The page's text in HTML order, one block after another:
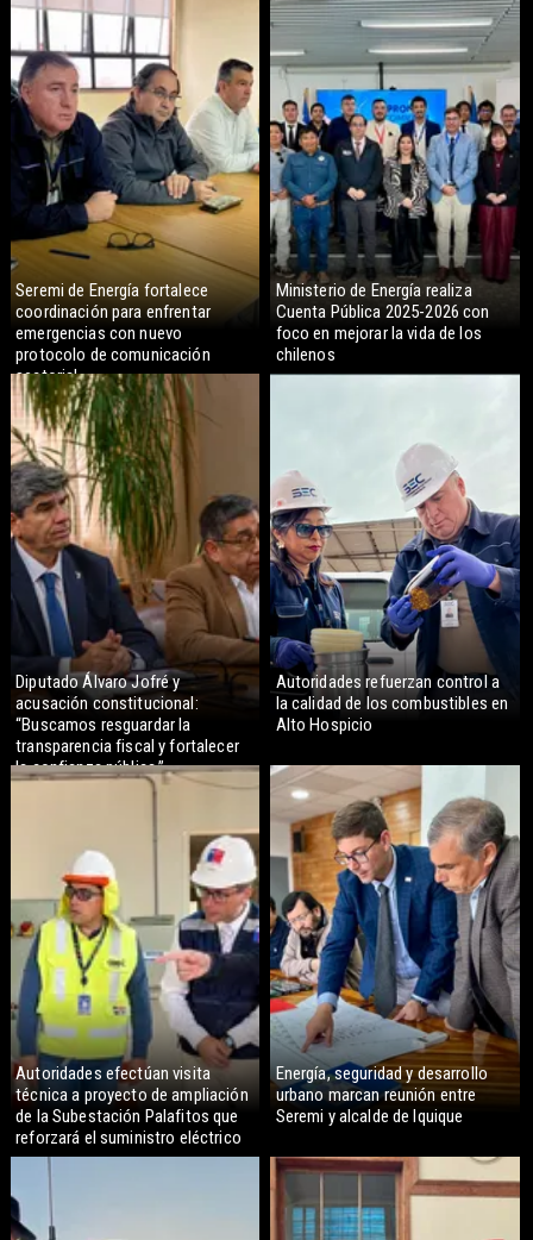
Seremi de Energía fortalece
coordinación para enfrentar
emergencias con nuevo
protocolo de comunicación
sectorial
Ministerio de Energía realiza
Cuenta Pública 2025-2026 con
foco en mejorar la vida de los
chilenos
Diputado Álvaro Jofré y
acusación constitucional:
“Buscamos resguardar la
transparencia fiscal y fortalecer
la confianza pública.”
Autoridades refuerzan control a
la calidad de los combustibles en
Alto Hospicio
Autoridades efectúan visita
técnica a proyecto de ampliación
de la Subestación Palafitos que
reforzará el suministro eléctrico
Energía, seguridad y desarrollo
urbano marcan reunión entre
Seremi y alcalde de Iquique